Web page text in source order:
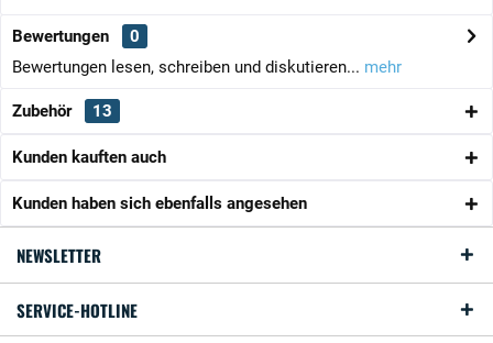
Bewertungen
0
Bewertungen lesen, schreiben und diskutieren... mehr
Zubehör 13
Kunden kauften auch
Kunden haben sich ebenfalls angesehen
NEWSLETTER
SERVICE-HOTLINE